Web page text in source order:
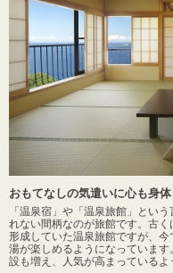
おもてなしの気遣いに心も身
「温泉宿」や「温泉旅館」とい
れない間柄なのが旅館です。古
形成していた温泉旅館ですが、
湯が楽しめるようになっていま
設も増え、人気が高まっているよ